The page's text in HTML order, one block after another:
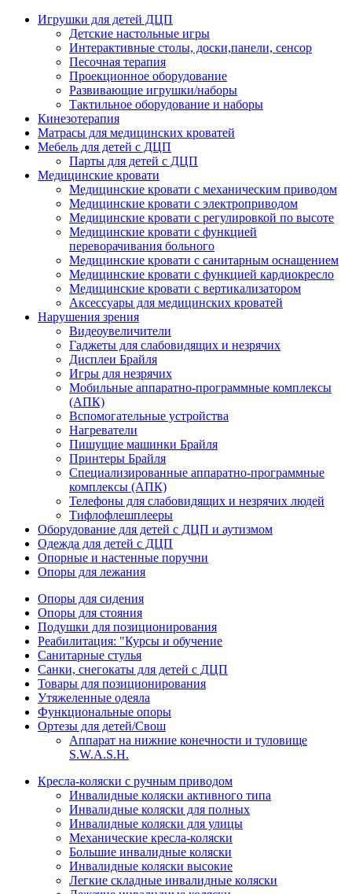
Игрушки для детей ДЦП
Детские настольные игры
Интерактивные столы, доски,панели, сенсор
Песочная терапия
Проекционное оборудование
Развивающие игрушки/наборы
Тактильное оборудование и наборы
Кинезотерапия
Матрасы для медицинских кроватей
Мебель для детей с ДЦП
Парты для детей с ДЦП
Медицинские кровати
Медицинские кровати с механическим приводом
Медицинские кровати с электроприводом
Медицинские кровати с регулировкой по высоте
Медицинские кровати с функцией
переворачивания больного
Медицинские кровати с санитарным оснащением
Медицинские кровати с функцией кардиокресло
Медицинские кровати с вертикализатором
Аксессуары для медицинских кроватей
Нарушения зрения
Видеоувеличители
Гаджеты для слабовидящих и незрячих
Дисплеи Брайля
Игры для незрячих
Мобильные аппаратно-программные комплексы
(АПК)
Вспомогательные устройства
Нагреватели
Пишущие машинки Брайля
Принтеры Брайля
Специализированные аппаратно-программные
комплексы (АПК)
Телефоны для слабовидящих и незрячих людей
Тифлофлешплееры
Оборудование для детей с ДЦП и аутизмом
Одежда для детей с ДЦП
Опорные и настенные поручни
Опоры для лежания
Опоры для сидения
Опоры для стояния
Подушки для позиционирования
Реабилитация: "Курсы и обучение
Санитарные стулья
Санки, снегокаты для детей с ДЦП
Товары для позиционирования
Утяжеленные одеяла
Функциональные опоры
Ортезы для детей/Свош
Аппарат на нижние конечности и туловище
S.W.A.S.H.
Кресла-коляски с ручным приводом
Инвалидные коляски активного типа
Инвалидные коляски для полных
Инвалидные коляски для улицы
Механические кресла-коляски
Большие инвалидные коляски
Инвалидные коляски высокие
Легкие складные инвалидные коляски